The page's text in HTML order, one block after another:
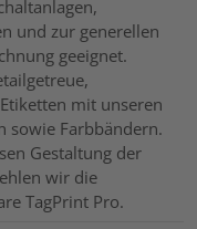
und zur generellen
geeignet.
mit unseren
sowie Farbbändern.
Gestaltung der
wir die
TagPrint Pro.